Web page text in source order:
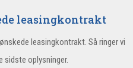
leasingkontrakt
leasingkontrakt. Så ringer vi
sidste oplysninger.